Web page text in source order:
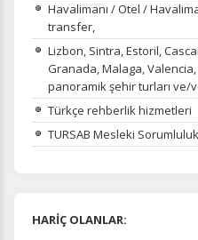
Havalimanı / Otel /
transfer,
Lizbon, Sintra, Estoril,
Granada, Malaga,
panoramik şehir turları ve/
Türkçe rehberlik hizmetleri
TURSAB Mesleki
HARİÇ OLANLAR: